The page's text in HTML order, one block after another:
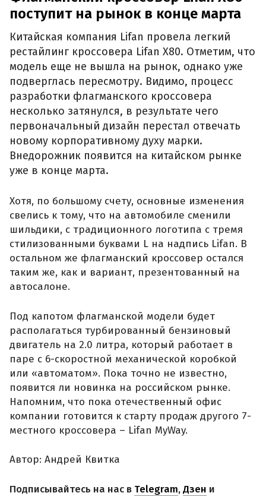
поступит на рынок в конце марта‍
Китайская компания Lifan провела легкий
рестайлинг кроссовера Lifan X80. Отметим, что
модель еще не вышла на рынок, однако уже
подверглась пересмотру. Видимо, процесс
разработки флагманского кроссовера
несколько затянулся, в результате чего
первоначальный дизайн перестал отвечать
новому корпоративному духу марки.
Внедорожник появится на китайском рынке
уже в конце марта.
Хотя, по большому счету, основные изменения
свелись к тому, что на автомобиле сменили
шильдики, с традиционного логотипа с тремя
стилизованными буквами L на надпись Lifan. В
остальном же флагманский кроссовер остался
таким же, как и вариант, презентованный на
автосалоне.
Под капотом флагманской модели будет
располагаться турбированный бензиновый
двигатель на 2.0 литра, который работает в
паре с 6-скоростной механической коробкой
или «автоматом». Пока точно не известно,
появится ли новинка на российском рынке.
Напомним, что пока отечественный офис
компании готовится к старту продаж другого 7-
местного кроссовера – Lifan MyWay.
Автор: Андрей Квитка
Подписывайтесь на нас в Telegram,Дзен и